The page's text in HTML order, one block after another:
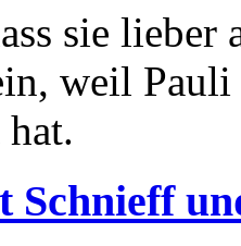
sie
weil
Schnieff